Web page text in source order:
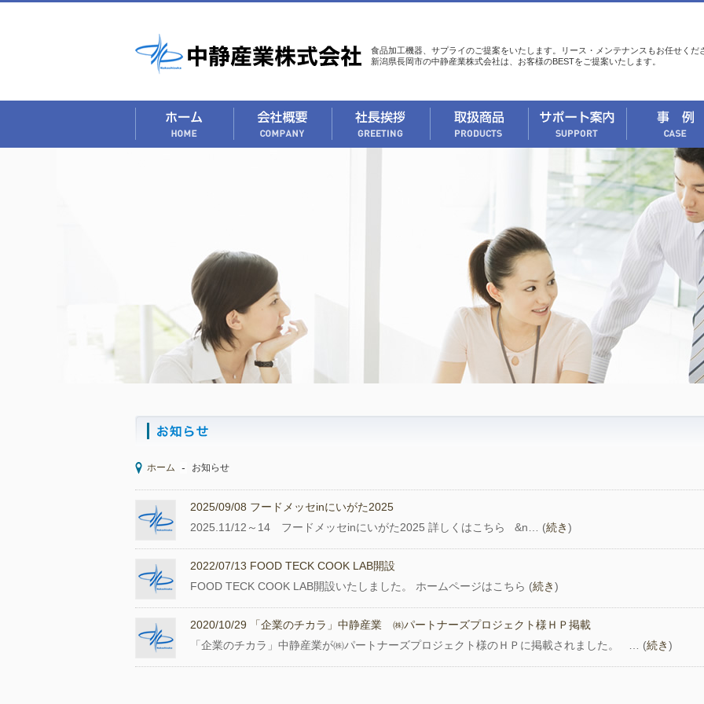
食品加工機器、サプライのご提案をいたします。リース・メンテナンスもお任せくだ
新潟県長岡市の中静産業株式会社は、お客様のBESTをご提案いたします。
ホーム お知らせ
2025/09/08 フードメッセinにいがた2025
2025.11/12～14 フードメッセinにいがた2025 詳しくはこちら &n… (続き)
2022/07/13 FOOD TECK COOK LAB開設
FOOD TECK COOK LAB開設いたしました。 ホームページはこちら (続き)
2020/10/29 「企業のチカラ」中静産業 ㈱パートナーズプロジェクト様ＨＰ掲載
「企業のチカラ」中静産業が㈱パートナーズプロジェクト様のＨＰに掲載されました。 … (続き)